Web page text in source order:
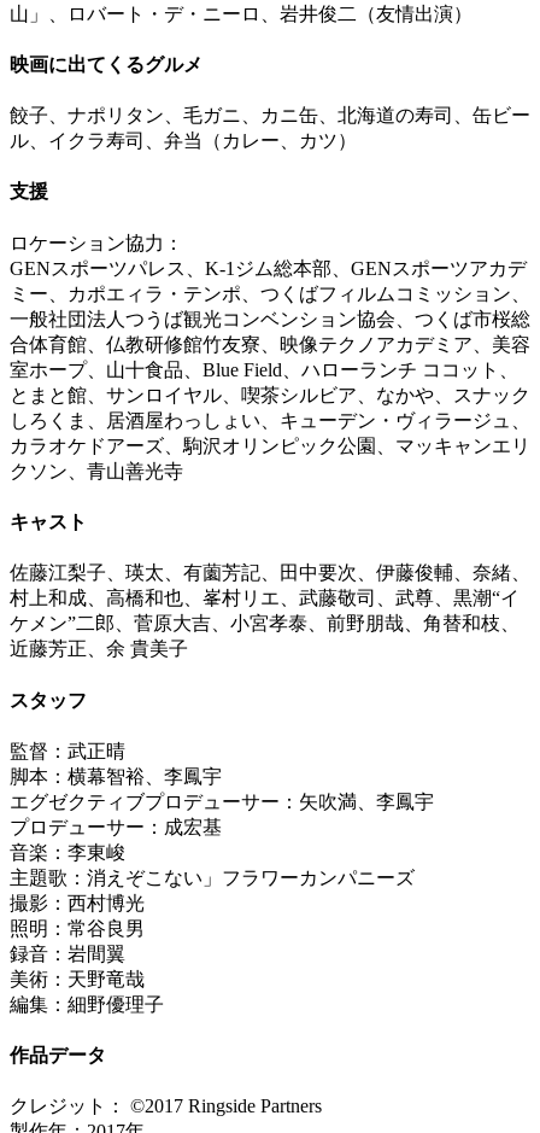
山」、ロバート・デ・ニーロ、岩井俊二（友情出演）
映画に出てくるグルメ
餃子、ナポリタン、毛ガニ、カニ缶、北海道の寿司、缶ビー
ル、イクラ寿司、弁当（カレー、カツ）
支援
ロケーション協力：
GENスポーツパレス、K-1ジム総本部、GENスポーツアカデ
ミー、カポエィラ・テンポ、つくばフィルムコミッション、
一般社団法人つうば観光コンベンション協会、つくば市桜総
合体育館、仏教研修館竹友寮、映像テクノアカデミア、美容
室ホープ、山十食品、Blue Field、ハローランチ ココット、
とまと館、サンロイヤル、喫茶シルビア、なかや、スナック
しろくま、居酒屋わっしょい、キューデン・ヴィラージュ、
カラオケドアーズ、駒沢オリンピック公園、マッキャンエリ
クソン、青山善光寺
キャスト
佐藤江梨子、瑛太、有薗芳記、田中要次、伊藤俊輔、奈緒、
村上和成、高橋和也、峯村リエ、武藤敬司、武尊、黒潮“イ
ケメン”二郎、菅原大吉、小宮孝泰、前野朋哉、角替和枝、
近藤芳正、余 貴美子
スタッフ
監督：武正晴
脚本：横幕智裕、李鳳宇
エグゼクティブプロデューサー：矢吹満、李鳳宇
プロデューサー：成宏基
音楽：李東峻
主題歌：消えぞこない」フラワーカンパニーズ
撮影：西村博光
照明：常谷良男
録音：岩間翼
美術：天野竜哉
編集：細野優理子
作品データ
クレジット： ©2017 Ringside Partners